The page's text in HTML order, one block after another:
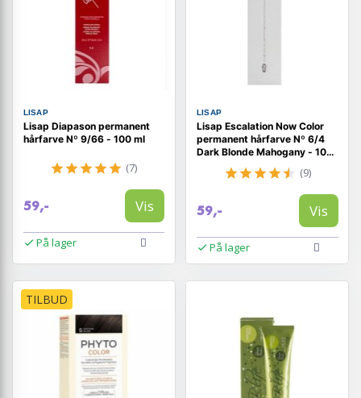
LISAP
Lisap Diapason permanent
hårfarve Nº 9/66 - 100 ml
(7)
59,- Vis
På lager
LISAP
Lisap Escalation Now Color
permanent hårfarve Nº 6/4
Dark Blonde Mahogany - 100
(9)
59,- Vis
På lager
TILBUD